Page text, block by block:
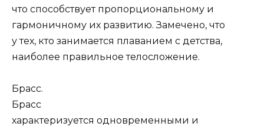
что способствует пропорциональному и
гармоничному их развитию. Замечено, что
у тех, кто занимается плаванием с детства,
наиболее правильное телосложение.
Брасс.
Брасс
характеризуется одновременными и